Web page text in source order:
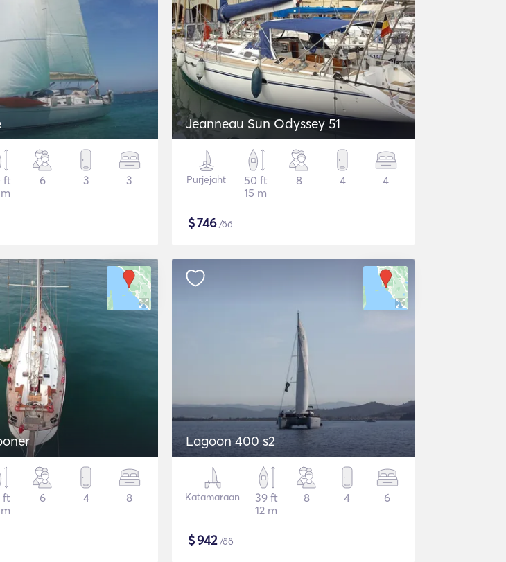
ft
6 3 3
Jeanneau Sun Odyssey 51
Purjejaht
50 ft
15 m
8 4 4
$746/öö
ft
6 4 8
Lagoon 400 s2
Katamaraan
39 ft
12 m
8 4 6
$942/öö